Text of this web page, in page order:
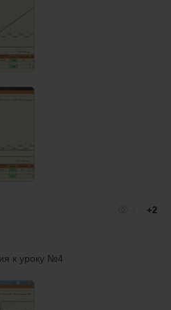
+2
к уроку №4